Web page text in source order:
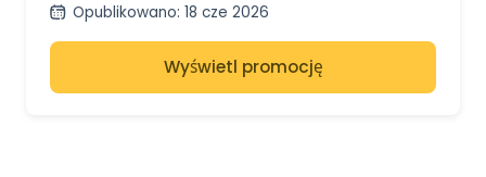
Opublikowano: 18 cze 2026
Wyświetl promocję